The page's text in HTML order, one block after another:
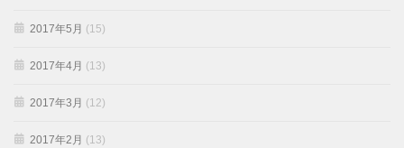
2017年5月 (15)
2017年4月 (13)
2017年3月 (12)
2017年2月 (13)